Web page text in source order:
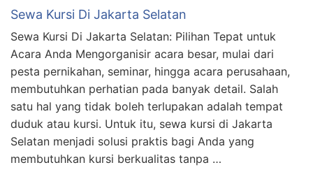
Sewa Kursi Di Jakarta Selatan
Sewa Kursi Di Jakarta Selatan: Pilihan Tepat untuk
Acara Anda Mengorganisir acara besar, mulai dari
pesta pernikahan, seminar, hingga acara perusahaan,
membutuhkan perhatian pada banyak detail. Salah
satu hal yang tidak boleh terlupakan adalah tempat
duduk atau kursi. Untuk itu, sewa kursi di Jakarta
Selatan menjadi solusi praktis bagi Anda yang
membutuhkan kursi berkualitas tanpa …